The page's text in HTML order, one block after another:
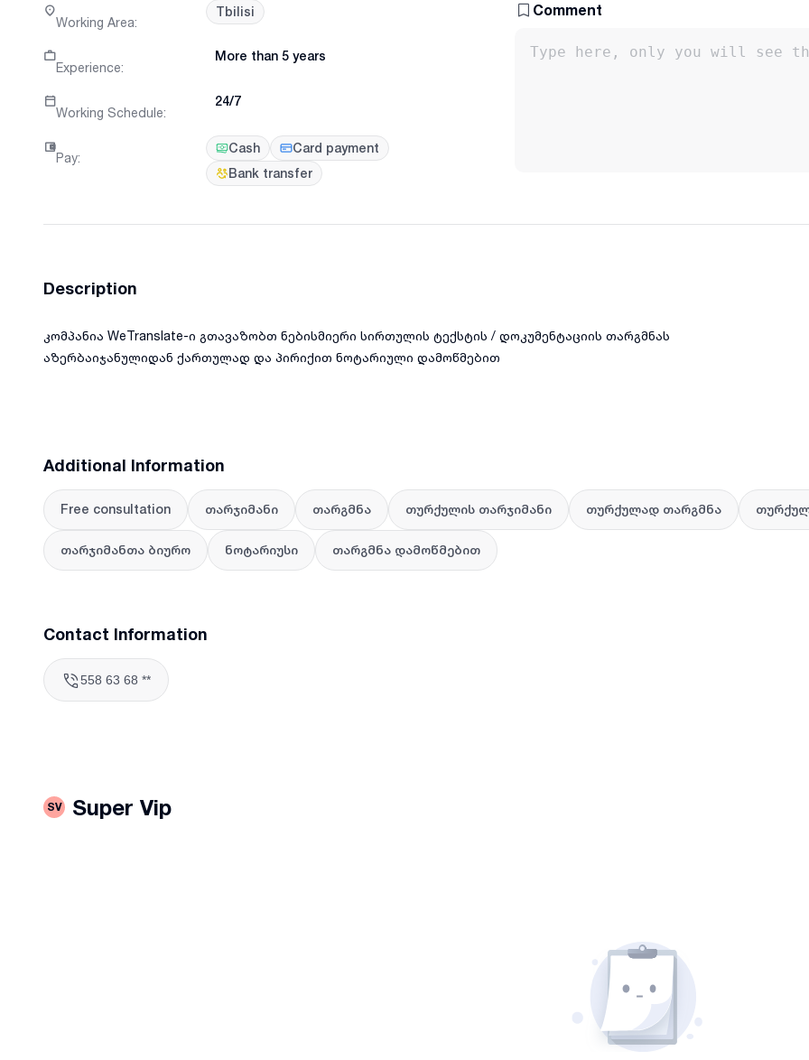
Working Area:
Tbilisi
Experience:
More than 5 years
Working Schedule:
24/7
Pay:
Cash
Card payment
Bank transfer
Comment
Description
კომპანია WeTranslate-ი გთავაზობთ ნებისმიერი სირთულის ტექსტის / დოკუმენტაციის თარგმნას
აზერბაიჯანულიდან ქართულად და პირიქით ნოტარიული დამოწმებით
Additional Information
Free consultation თარჯიმანი თარგმნა თურქულის თარჯიმანი თურქულად თარგმნა
თარჯიმანთა ბიურო ნოტარიუსი თარგმნა დამოწმებით
Contact Information
558 63 68 **
SV Super Vip